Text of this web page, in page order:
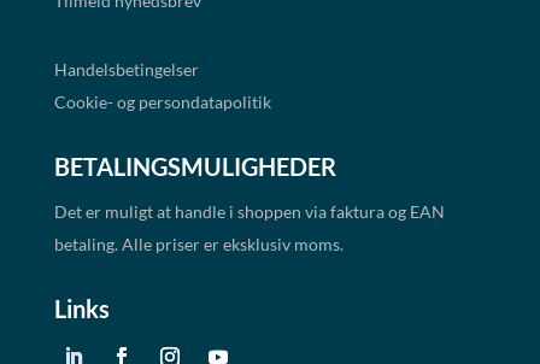
Handelsbetingelser
Cookie- og persondatapolitik
BETALINGSMULIGHEDER
Det er muligt at handle i shoppen via faktura og EAN
betaling. Alle priser er eksklusiv moms.
Links